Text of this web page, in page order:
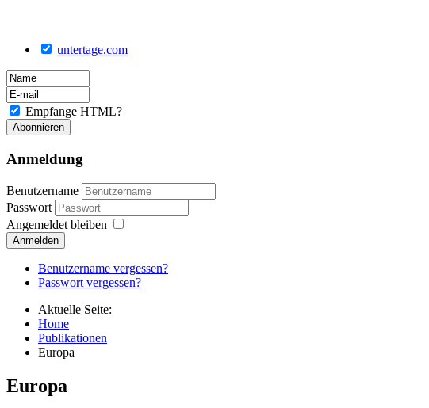
untertage.com
Empfange HTML?
Anmeldung
Benutzername
Passwort
Angemeldet bleiben
Anmelden
Benutzername vergessen?
Passwort vergessen?
Aktuelle Seite:
Home
Publikationen
Europa
Europa